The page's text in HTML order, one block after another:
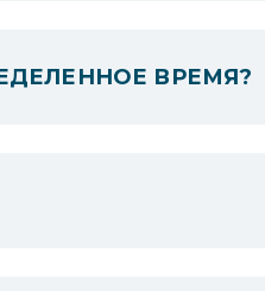
ВРЕМЯ?